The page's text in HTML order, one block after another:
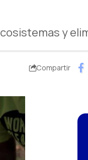
y
Compartir